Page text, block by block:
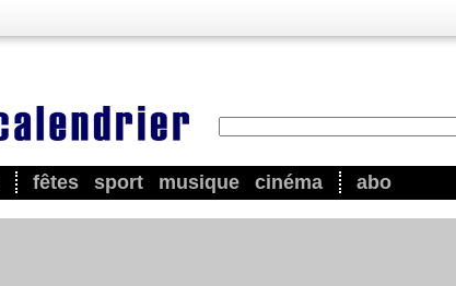
fêtes sport musique cinéma abo